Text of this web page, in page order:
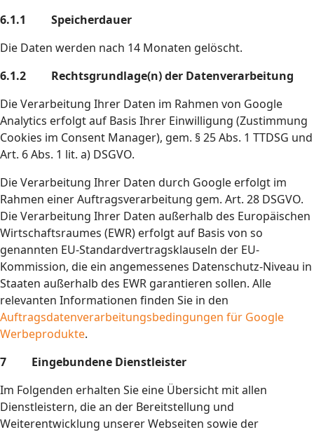
6.1.1 Speicherdauer
Die Daten werden nach 14 Monaten gelöscht.
6.1.2 Rechtsgrundlage(n) der Datenverarbeitung
Die Verarbeitung Ihrer Daten im Rahmen von Google
Analytics erfolgt auf Basis Ihrer Einwilligung (Zustimmung
Cookies im Consent Manager), gem. § 25 Abs. 1 TTDSG und
Art. 6 Abs. 1 lit. a) DSGVO.
Die Verarbeitung Ihrer Daten durch Google erfolgt im
Rahmen einer Auftragsverarbeitung gem. Art. 28 DSGVO.
Die Verarbeitung Ihrer Daten außerhalb des Europäischen
Wirtschaftsraumes (EWR) erfolgt auf Basis von so
genannten EU-Standardvertragsklauseln der EU-
Kommission, die ein angemessenes Datenschutz-Niveau in
Staaten außerhalb des EWR garantieren sollen. Alle
relevanten Informationen finden Sie in den
Auftragsdatenverarbeitungsbedingungen für Google
Werbeprodukte.
7 Eingebundene Dienstleister
Im Folgenden erhalten Sie eine Übersicht mit allen
Dienstleistern, die an der Bereitstellung und
Weiterentwicklung unserer Webseiten sowie der